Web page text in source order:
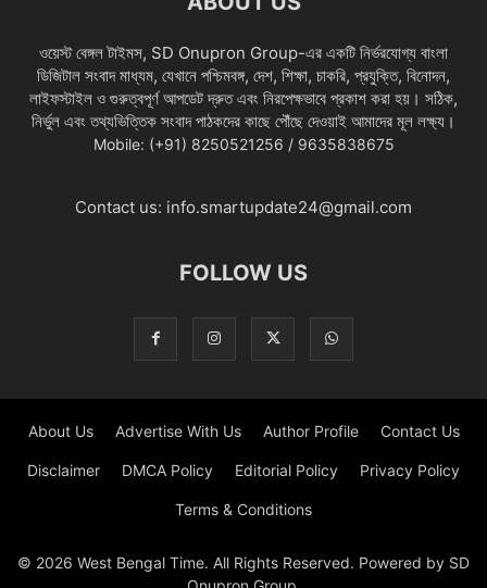
ওয়েস্ট বেঙ্গল টাইমস, SD Onupron Group-এর একটি নির্ভরযোগ্য বাংলা
ডিজিটাল সংবাদ মাধ্যম, যেখানে পশ্চিমবঙ্গ, দেশ, শিক্ষা, চাকরি, প্রযুক্তি, বিনোদন,
লাইফস্টাইল ও গুরুত্বপূর্ণ আপডেট দ্রুত এবং নিরপেক্ষভাবে প্রকাশ করা হয়। সঠিক,
নির্ভুল এবং তথ্যভিত্তিক সংবাদ পাঠকদের কাছে পৌঁছে দেওয়াই আমাদের মূল লক্ষ্য।
Mobile: (+91) 8250521256 / 9635838675
Contact us: info.smartupdate24@gmail.com
FOLLOW US
About Us Advertise With Us Author Profile Contact Us
Disclaimer DMCA Policy Editorial Policy Privacy Policy
Terms & Conditions
© 2026 West Bengal Time. All Rights Reserved. Powered by SD